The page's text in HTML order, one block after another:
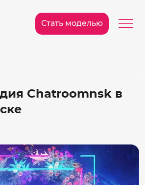
Стать моделью
Chatroomnsk в